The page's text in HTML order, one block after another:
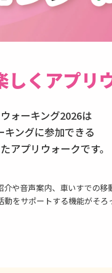
しくアプリ
ォーキング2026は
キングに参加できる
アプリウォークです。
や音声案内、車いすでの移
をサポートする機能がそろ